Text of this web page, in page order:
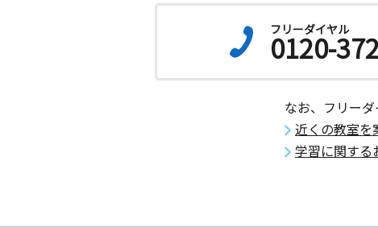
フリーダイヤル
0120-
なお、フリー
近くの教室を
学習に関する